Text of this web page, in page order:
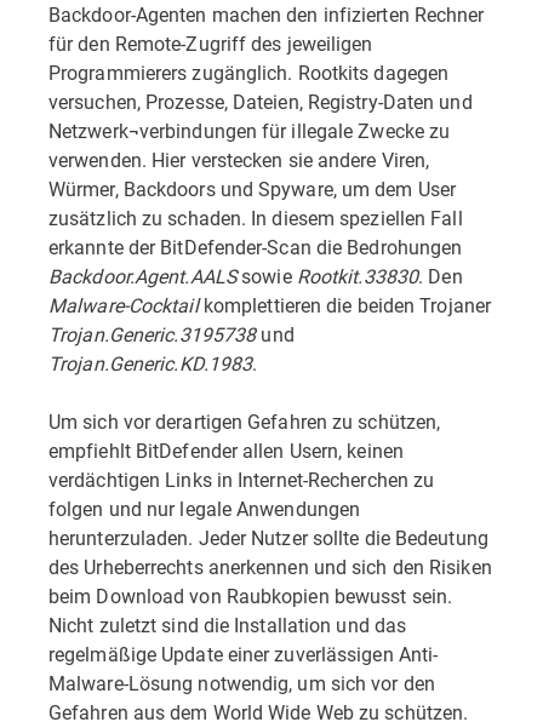
Backdoor-Agenten machen den infizierten Rechner
für den Remote-Zugriff des jeweiligen
Programmierers zugänglich. Rootkits dagegen
versuchen, Prozesse, Dateien, Registry-Daten und
Netzwerk¬verbindungen für illegale Zwecke zu
verwenden. Hier verstecken sie andere Viren,
Würmer, Backdoors und Spyware, um dem User
zusätzlich zu schaden. In diesem speziellen Fall
erkannte der BitDefender-Scan die Bedrohungen
Backdoor.Agent.AALSsowie Rootkit.33830. Den
Malware-Cocktailkomplettieren die beiden Trojaner
Trojan.Generic.3195738und
Trojan.Generic.KD.1983.
Um sich vor derartigen Gefahren zu schützen,
empfiehlt BitDefender allen Usern, keinen
verdächtigen Links in Internet-Recherchen zu
folgen und nur legale Anwendungen
herunterzuladen. Jeder Nutzer sollte die Bedeutung
des Urheberrechts anerkennen und sich den Risiken
beim Download von Raubkopien bewusst sein.
Nicht zuletzt sind die Installation und das
regelmäßige Update einer zuverlässigen Anti-
Malware-Lösung notwendig, um sich vor den
Gefahren aus dem World Wide Web zu schützen.